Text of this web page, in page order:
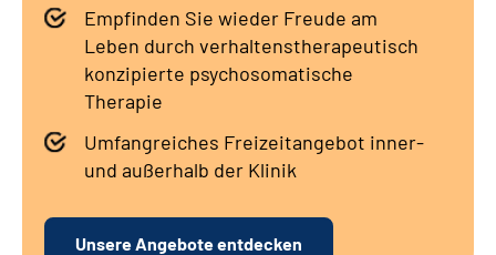
Empfinden Sie wieder Freude am
Leben durch verhaltenstherapeutisch
konzipierte psychosomatische
Therapie
Umfangreiches Freizeitangebot inner-
und außerhalb der Klinik
Unsere Angebote entdecken